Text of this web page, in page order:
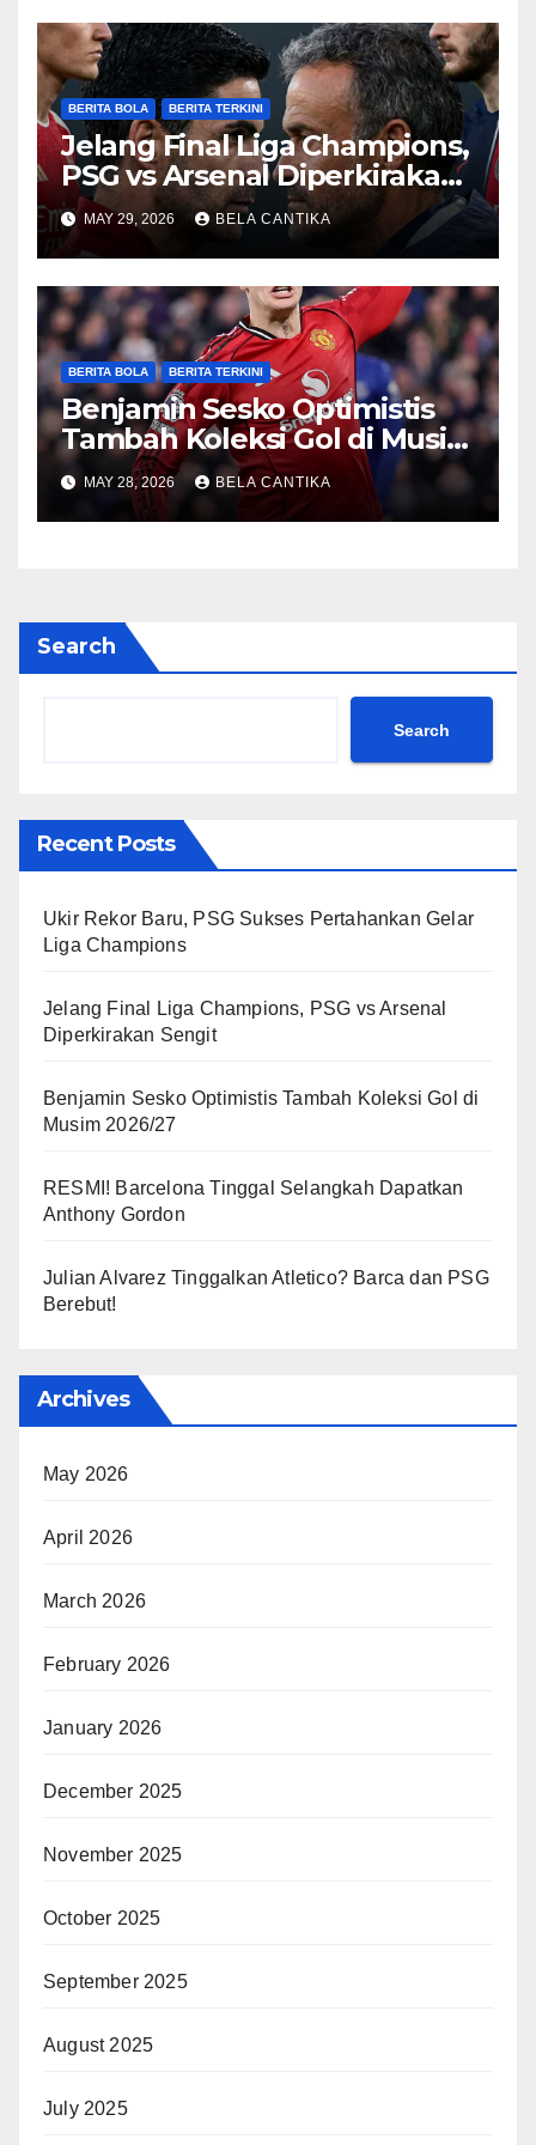
BERITA BOLA BERITA TERKINI
Jelang Final Liga Champions,
PSG vs Arsenal Diperkirakan
Sengit
MAY 29, 2026 BELA CANTIKA
BERITA BOLA BERITA TERKINI
Benjamin Sesko Optimistis
Tambah Koleksi Gol di Musim
2026/27
MAY 28, 2026 BELA CANTIKA
Search
Search
Recent Posts
Ukir Rekor Baru, PSG Sukses Pertahankan Gelar
Liga Champions
Jelang Final Liga Champions, PSG vs Arsenal
Diperkirakan Sengit
Benjamin Sesko Optimistis Tambah Koleksi Gol di
Musim 2026/27
RESMI! Barcelona Tinggal Selangkah Dapatkan
Anthony Gordon
Julian Alvarez Tinggalkan Atletico? Barca dan PSG
Berebut!
Archives
May 2026
April 2026
March 2026
February 2026
January 2026
December 2025
November 2025
October 2025
September 2025
August 2025
July 2025